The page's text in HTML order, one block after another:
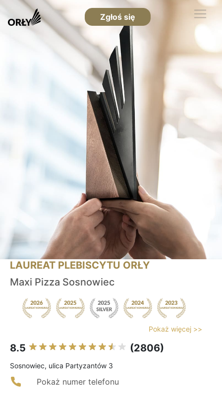
Zgłoś się
LAUREAT PLEBISCYTU ORŁY
Maxi Pizza Sosnowiec
Pokaż więcej >>
8.5 (2806)
Sosnowiec, ulica Partyzantów 3
Pokaż numer telefonu